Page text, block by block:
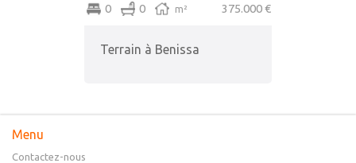
0 0 m² 375.000 €
Terrain à Benissa
Menu
Contactez-nous